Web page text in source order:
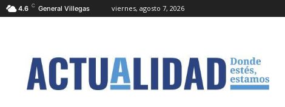
4.6 C General Villegas viernes, agosto 7, 2026